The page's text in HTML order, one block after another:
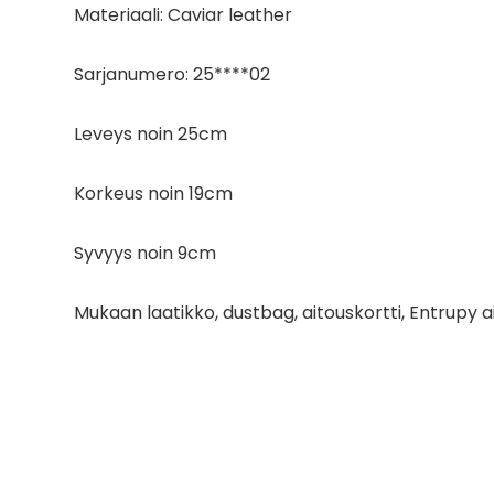
Materiaali: Caviar leather
Sarjanumero: 25****02
Leveys noin 25cm
Korkeus noin 19cm
Syvyys noin 9cm
Mukaan laatikko, dustbag, aitouskortti, Entrupy